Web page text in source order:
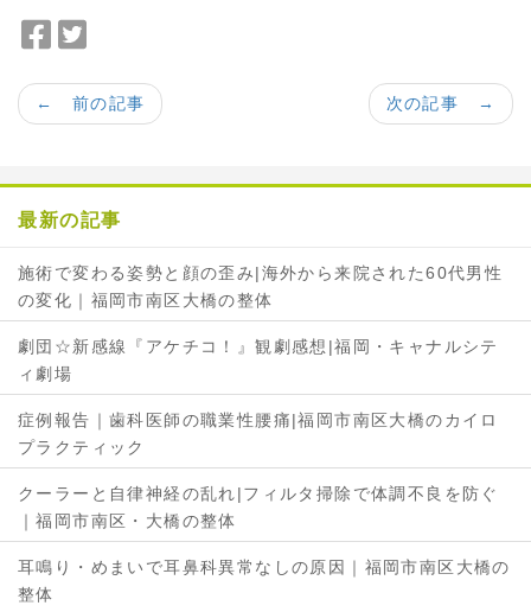
c
e
o
k
シ
ェ
i
t
r
で
ェ
ア
次の記事 →
← 前の記事
最新の記事
施術で変わる姿勢と顔の歪み|海外から来院された60代男性
の変化｜福岡市南区大橋の整体
劇団☆新感線『アケチコ！』観劇感想|福岡・キャナルシテ
ィ劇場
症例報告｜歯科医師の職業性腰痛|福岡市南区大橋のカイロ
プラクティック
クーラーと自律神経の乱れ|フィルタ掃除で体調不良を防ぐ
｜福岡市南区・大橋の整体
耳鳴り・めまいで耳鼻科異常なしの原因｜福岡市南区大橋の
整体